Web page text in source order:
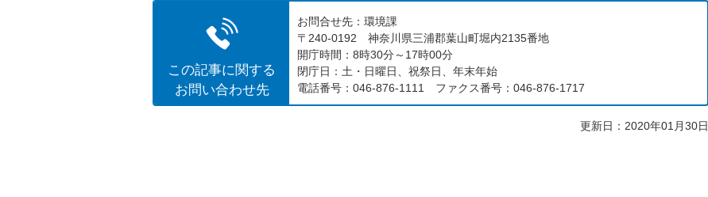
この記事に関する
お問い合わせ先
お問合せ先：環境課
〒240-0192 神奈川県三浦郡葉山町堀内2135番地
開庁時間：8時30分～17時00分
閉庁日：土・日曜日、祝祭日、年末年始
電話番号：046-876-1111 ファクス番号：046-876-1717
更新日：2020年01月30日